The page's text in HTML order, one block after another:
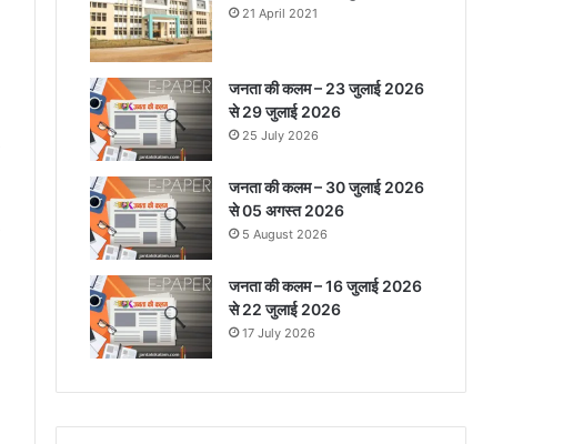
21 April 2021
जनता की कलम – 23 जुलाई 2026
से 29 जुलाई 2026
25 July 2026
जनता की कलम – 30 जुलाई 2026
से 05 अगस्त 2026
5 August 2026
जनता की कलम – 16 जुलाई 2026
से 22 जुलाई 2026
17 July 2026